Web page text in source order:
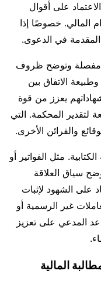
على أقوال
المالي. خصوصًا إذا
المقدمة في الدعوى.
مفصلة وتوضح ظروف
الاتفاق بين
يعزز من قوة
لتقدير المحكمة. التي
والقرائن الأخرى.
مثل الفواتير أو
سياق العلاقة
على الشهود لإثبات
غير الرسمية أو
المدعي على تعزيز
المالية